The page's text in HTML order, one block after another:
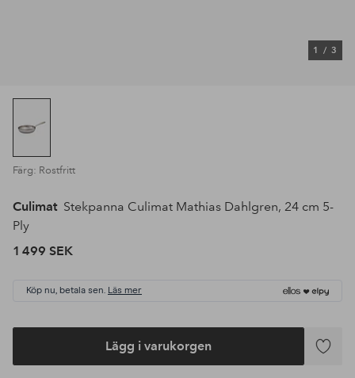
1 / 3
Färg: Rostfritt
Culimat Stekpanna Culimat Mathias Dahlgren, 24 cm 5-
Ply
1 499 SEK
Köp nu, betala sen. Läs mer
Lägg i varukorgen
Lägg